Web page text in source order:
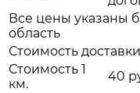
Все цены указаны
область
Стоимость
Стоимость 1
км.
40